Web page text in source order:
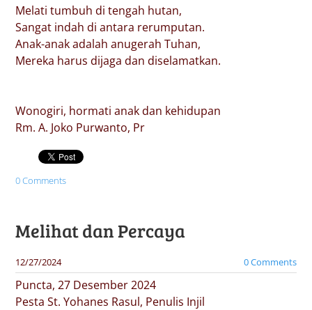
Melati tumbuh di tengah hutan,
Sangat indah di antara rerumputan.
Anak-anak adalah anugerah Tuhan,
Mereka harus dijaga dan diselamatkan.
Wonogiri, hormati anak dan kehidupan
Rm. A. Joko Purwanto, Pr
0 Comments
Melihat dan Percaya
12/27/2024 0 Comments
Puncta, 27 Desember 2024
Pesta St. Yohanes Rasul, Penulis Injil